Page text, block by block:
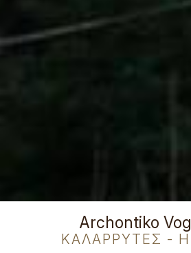
Archontiko
ΚΑΛΑΡΡΎΤΕΣ -